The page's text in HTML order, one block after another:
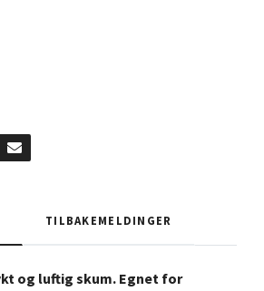
TILBAKEMELDINGER
og luftig skum. Egnet for